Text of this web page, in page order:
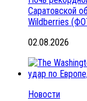
Саратовской
Wildberries
02.08.2026
Новости